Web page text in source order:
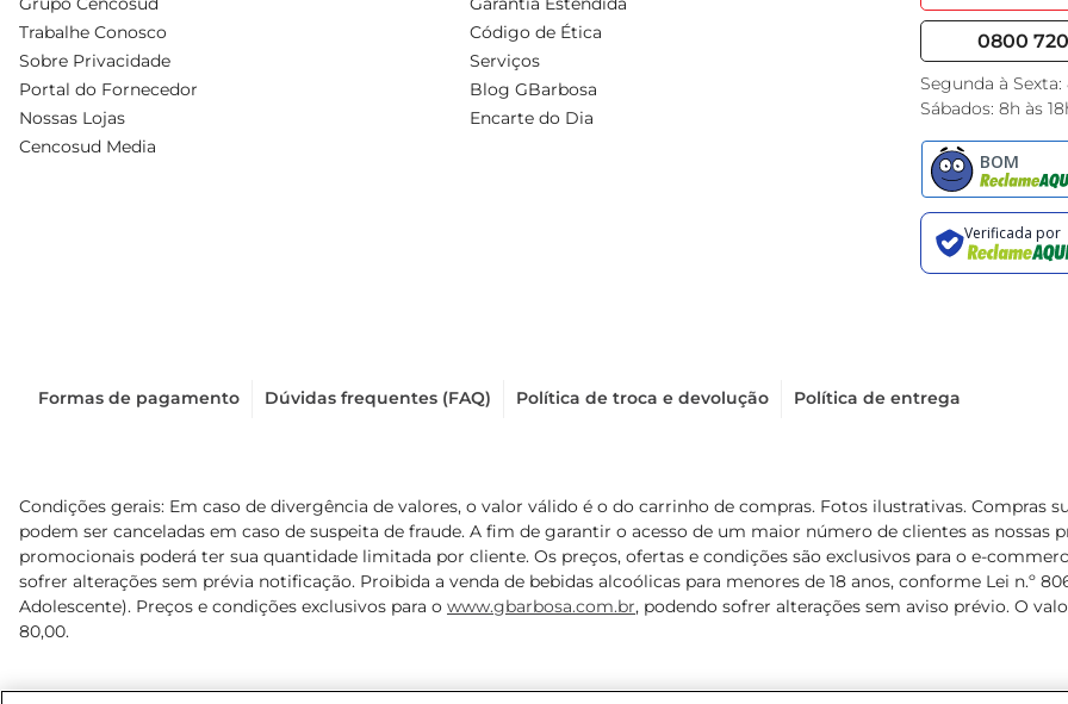
Trabalhe Conosco
Sobre Privacidade
Portal do Fornecedor
Nossas Lojas
Cencosud Media
Código de Ética
Serviços
Blog GBarbosa
Encarte do Dia
0800 720
Segunda à
Sábados: 8h às
Formas de pagamento Dúvidas frequentes (FAQ) Política de troca e devolução Política de entrega
Condições gerais: Em caso de divergência de valores, o valor válido é o do carrinho de compras. Fotos ilustrativas. Compras
podem ser canceladas em caso de suspeita de fraude. A fim de garantir o acesso de um maior número de clientes as
promocionais poderá ter sua quantidade limitada por cliente. Os preços, ofertas e condições são exclusivos para o e-
sofrer alterações sem prévia notificação. Proibida a venda de bebidas alcoólicas para menores de 18 anos, conforme Lei n.º
Adolescente). Preços e condições exclusivos para o www.gbarbosa.com.br, podendo sofrer alterações sem aviso prévio. O
80,00.
© 2025 Copyright. Todos os direitos reservados Gbarbosa.